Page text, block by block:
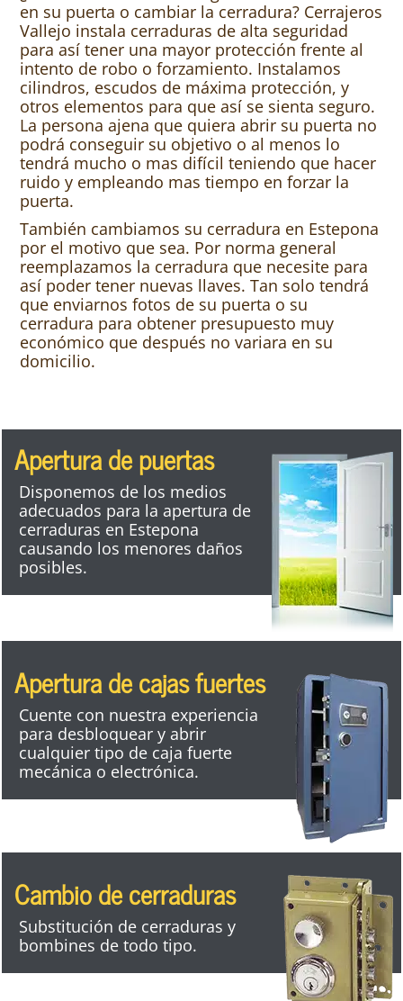
en su puerta o cambiar la cerradura? Cerrajeros
Vallejo instala cerraduras de alta seguridad
para así tener una mayor protección frente al
intento de robo o forzamiento. Instalamos
cilindros, escudos de máxima protección, y
otros elementos para que así se sienta seguro.
La persona ajena que quiera abrir su puerta no
podrá conseguir su objetivo o al menos lo
tendrá mucho o mas difícil teniendo que hacer
ruido y empleando mas tiempo en forzar la
puerta.
También cambiamos su cerradura en Estepona
por el motivo que sea. Por norma general
reemplazamos la cerradura que necesite para
así poder tener nuevas llaves. Tan solo tendrá
que enviarnos fotos de su puerta o su
cerradura para obtener presupuesto muy
económico que después no variara en su
domicilio.
Apertura de puertas
Disponemos de los medios
adecuados para la apertura de
cerraduras en Estepona
causando los menores daños
posibles.
Apertura de cajas fuertes
Cuente con nuestra experiencia
para desbloquear y abrir
cualquier tipo de caja fuerte
mecánica o electrónica.
Cambio de cerraduras
Substitución de cerraduras y
bombines de todo tipo.